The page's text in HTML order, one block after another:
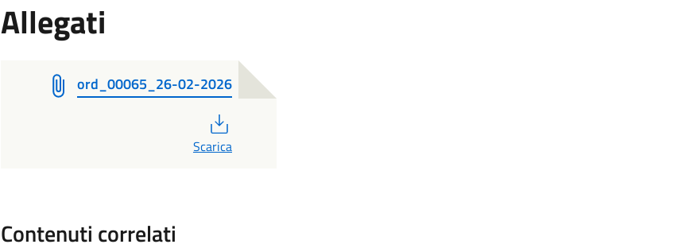
Allegati
ord_00065_26-02-2026
Scarica
Contenuti correlati